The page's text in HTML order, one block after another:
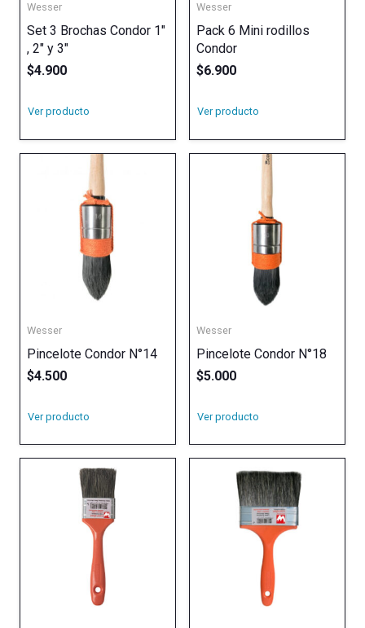
Wesser
Set 3 Brochas Condor 1″
, 2″ y 3″
$4.900
Ver producto
Wesser
Pack 6 Mini rodillos
Condor
$6.900
Ver producto
Wesser
Pincelote Condor N°14
$4.500
Ver producto
Wesser
Pincelote Condor N°18
$5.000
Ver producto